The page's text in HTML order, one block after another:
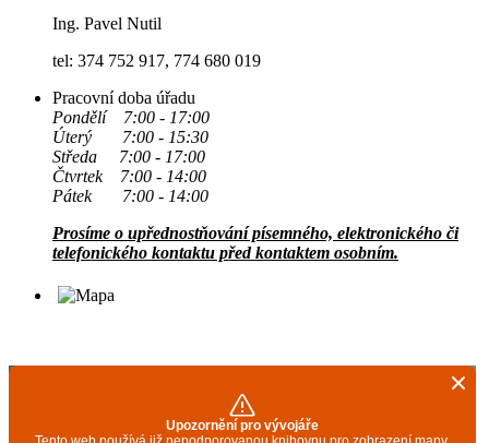
Ing. Pavel Nutil
tel: 374 752 917, 774 680 019
Pracovní doba úřadu
Pondělí 7:00 - 17:00
Úterý 7:00 - 15:30
Středa 7:00 - 17:00
Čtvrtek 7:00 - 14:00
Pátek 7:00 - 14:00
Prosíme o upřednostňování písemného, elektronického či
telefonického kontaktu před kontaktem osobním.